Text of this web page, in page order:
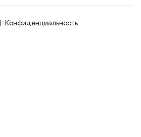
Конфиденциальность